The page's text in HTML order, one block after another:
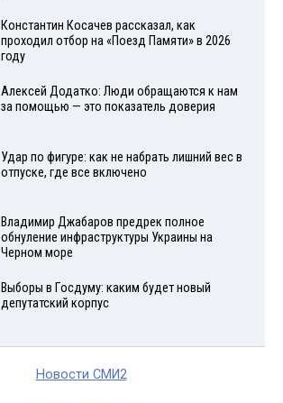
Константин Косачев рассказал, как
проходил отбор на «Поезд Памяти» в 2026
году
Алексей Додатко: Люди обращаются к нам
за помощью — это показатель доверия
Удар по фигуре: как не набрать лишний вес в
отпуске, где все включено
Владимир Джабаров предрек полное
обнуление инфраструктуры Украины на
Черном море
Выборы в Госдуму: каким будет новый
депутатский корпус
Новости СМИ2